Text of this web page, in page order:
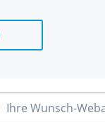
Ihre Wunsch-